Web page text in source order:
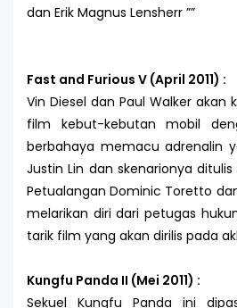
dan Erik Magnus Lensherr ”
Fast and Furious V (April 2011) :
Vin Diesel dan Paul Walker akan
film kebut-kebutan mobil
berbahaya memacu adrenalin
Justin Lin dan skenarionya
Petualangan Dominic Toretto
melarikan diri dari petugas
tarik film yang akan dirilis pada
Kungfu Panda II (Mei 2011) :
Sekuel Kungfu Panda ini